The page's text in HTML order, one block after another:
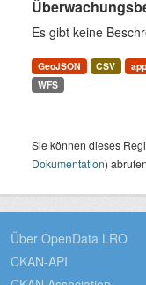
Es gibt keine
GeoJSON CSV
WFS
Sie können dieses
Dokumentation)
Über OpenData LRO
CKAN-API